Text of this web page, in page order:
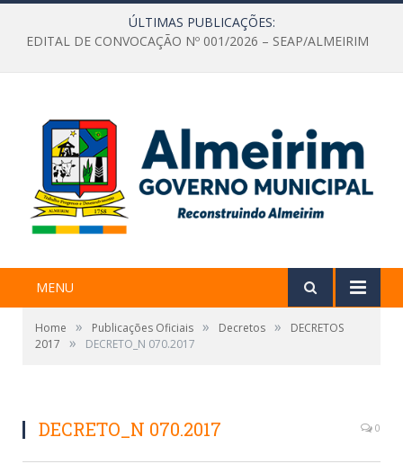
ÚLTIMAS PUBLICAÇÕES:
EDITAL DE CONVOCAÇÃO Nº 001/2026 – SEAP/ALMEIRIM
MENU
Home » Publicações Oficiais » Decretos »
DECRETOS
2017
» DECRETO_N 070.2017
DECRETO_N 070.2017 0